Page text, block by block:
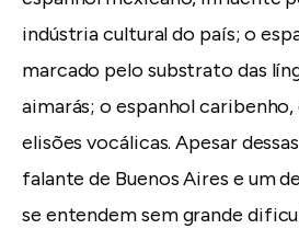
indústria cultural do país; o
marcado pelo substrato das
aimarás; o espanhol
elisões vocálicas. Apesar
falante de Buenos Aires e um
se entendem sem grande